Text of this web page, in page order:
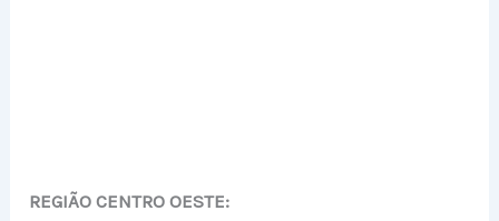
REGIÃO CENTRO OESTE: